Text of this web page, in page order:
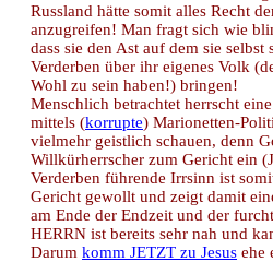
Russland hätte somit alles Recht
anzugreifen! Man fragt sich wie
dass sie den Ast auf dem sie selbst
Verderben über ihr eigenes Volk
Wohl zu sein haben!) bringen!
Menschlich betrachtet herrscht
mittels (korrupte) Marionetten-
vielmehr geistlich schauen, denn
Willkürherrscher zum Gericht ein
Verderben führende Irrsinn ist
Gericht gewollt und zeigt damit
am Ende der Endzeit und der
HERRN ist bereits sehr nah und
Darum komm JETZT zu Jesus ehe